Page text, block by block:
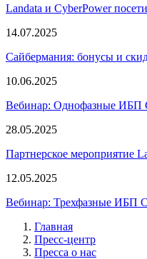
Landata и CyberPower
14.07.2025
Сайбермания: бонусы и
10.06.2025
Вебинар: Однофазные ИБП
28.05.2025
Партнерское мероприятие
12.05.2025
Вебинар: Трехфазные ИБП
Главная
Пресс-центр
Пресса о нас